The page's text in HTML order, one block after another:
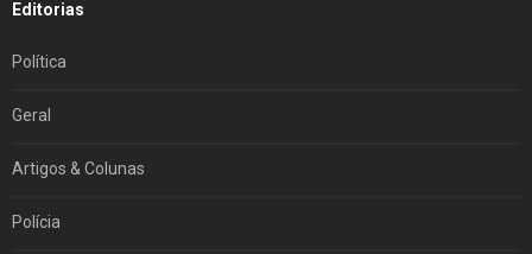
Editorias
Política
Geral
Artigos & Colunas
Polícia